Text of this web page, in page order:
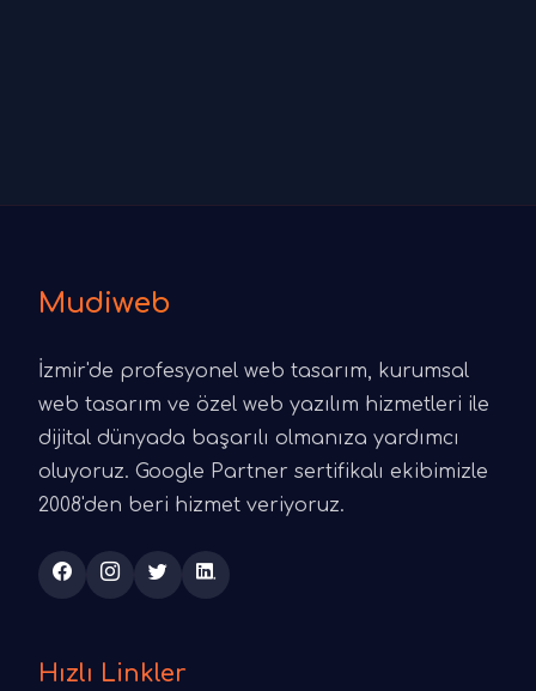
Mudiweb
İzmir'de profesyonel web tasarım, kurumsal
web tasarım ve özel web yazılım hizmetleri ile
dijital dünyada başarılı olmanıza yardımcı
oluyoruz. Google Partner sertifikalı ekibimizle
2008'den beri hizmet veriyoruz.
Hızlı Linkler